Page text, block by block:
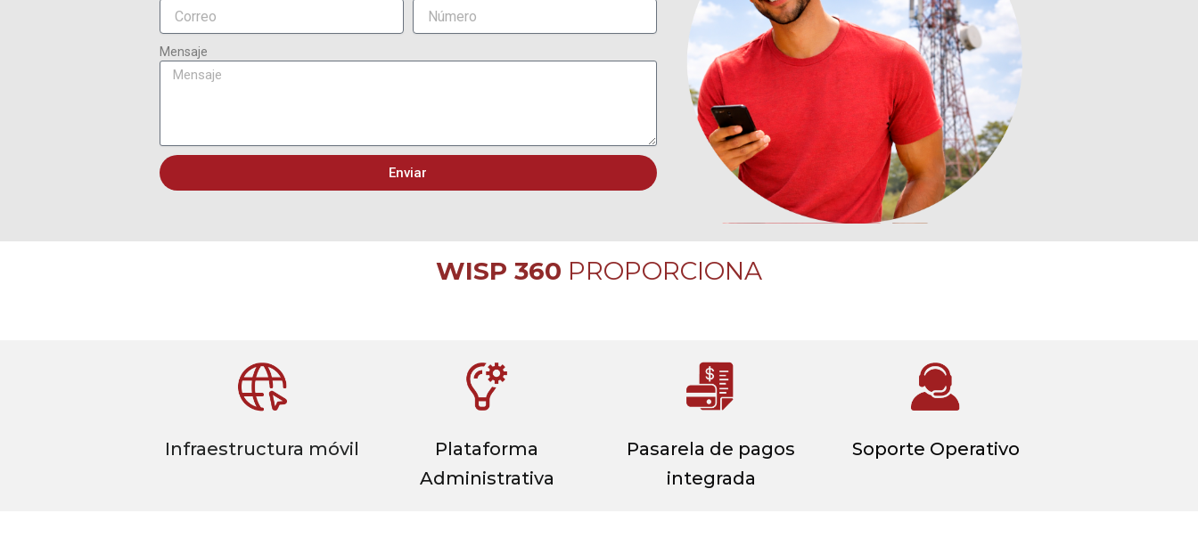
Mensaje
Enviar
WISP 360 PROPORCIONA
Infraestructura móvil
Plataforma
Administrativa
Pasarela de pagos
integrada
Soporte Operativo